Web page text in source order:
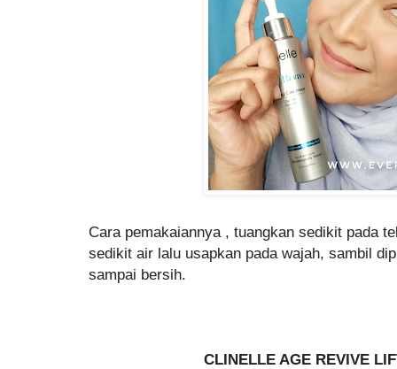
Cara pemakaiannya , tuangkan sedikit pada
sedikit air lalu usapkan pada wajah, sambil
sampai bersih.
CLINELLE AGE REVIVE